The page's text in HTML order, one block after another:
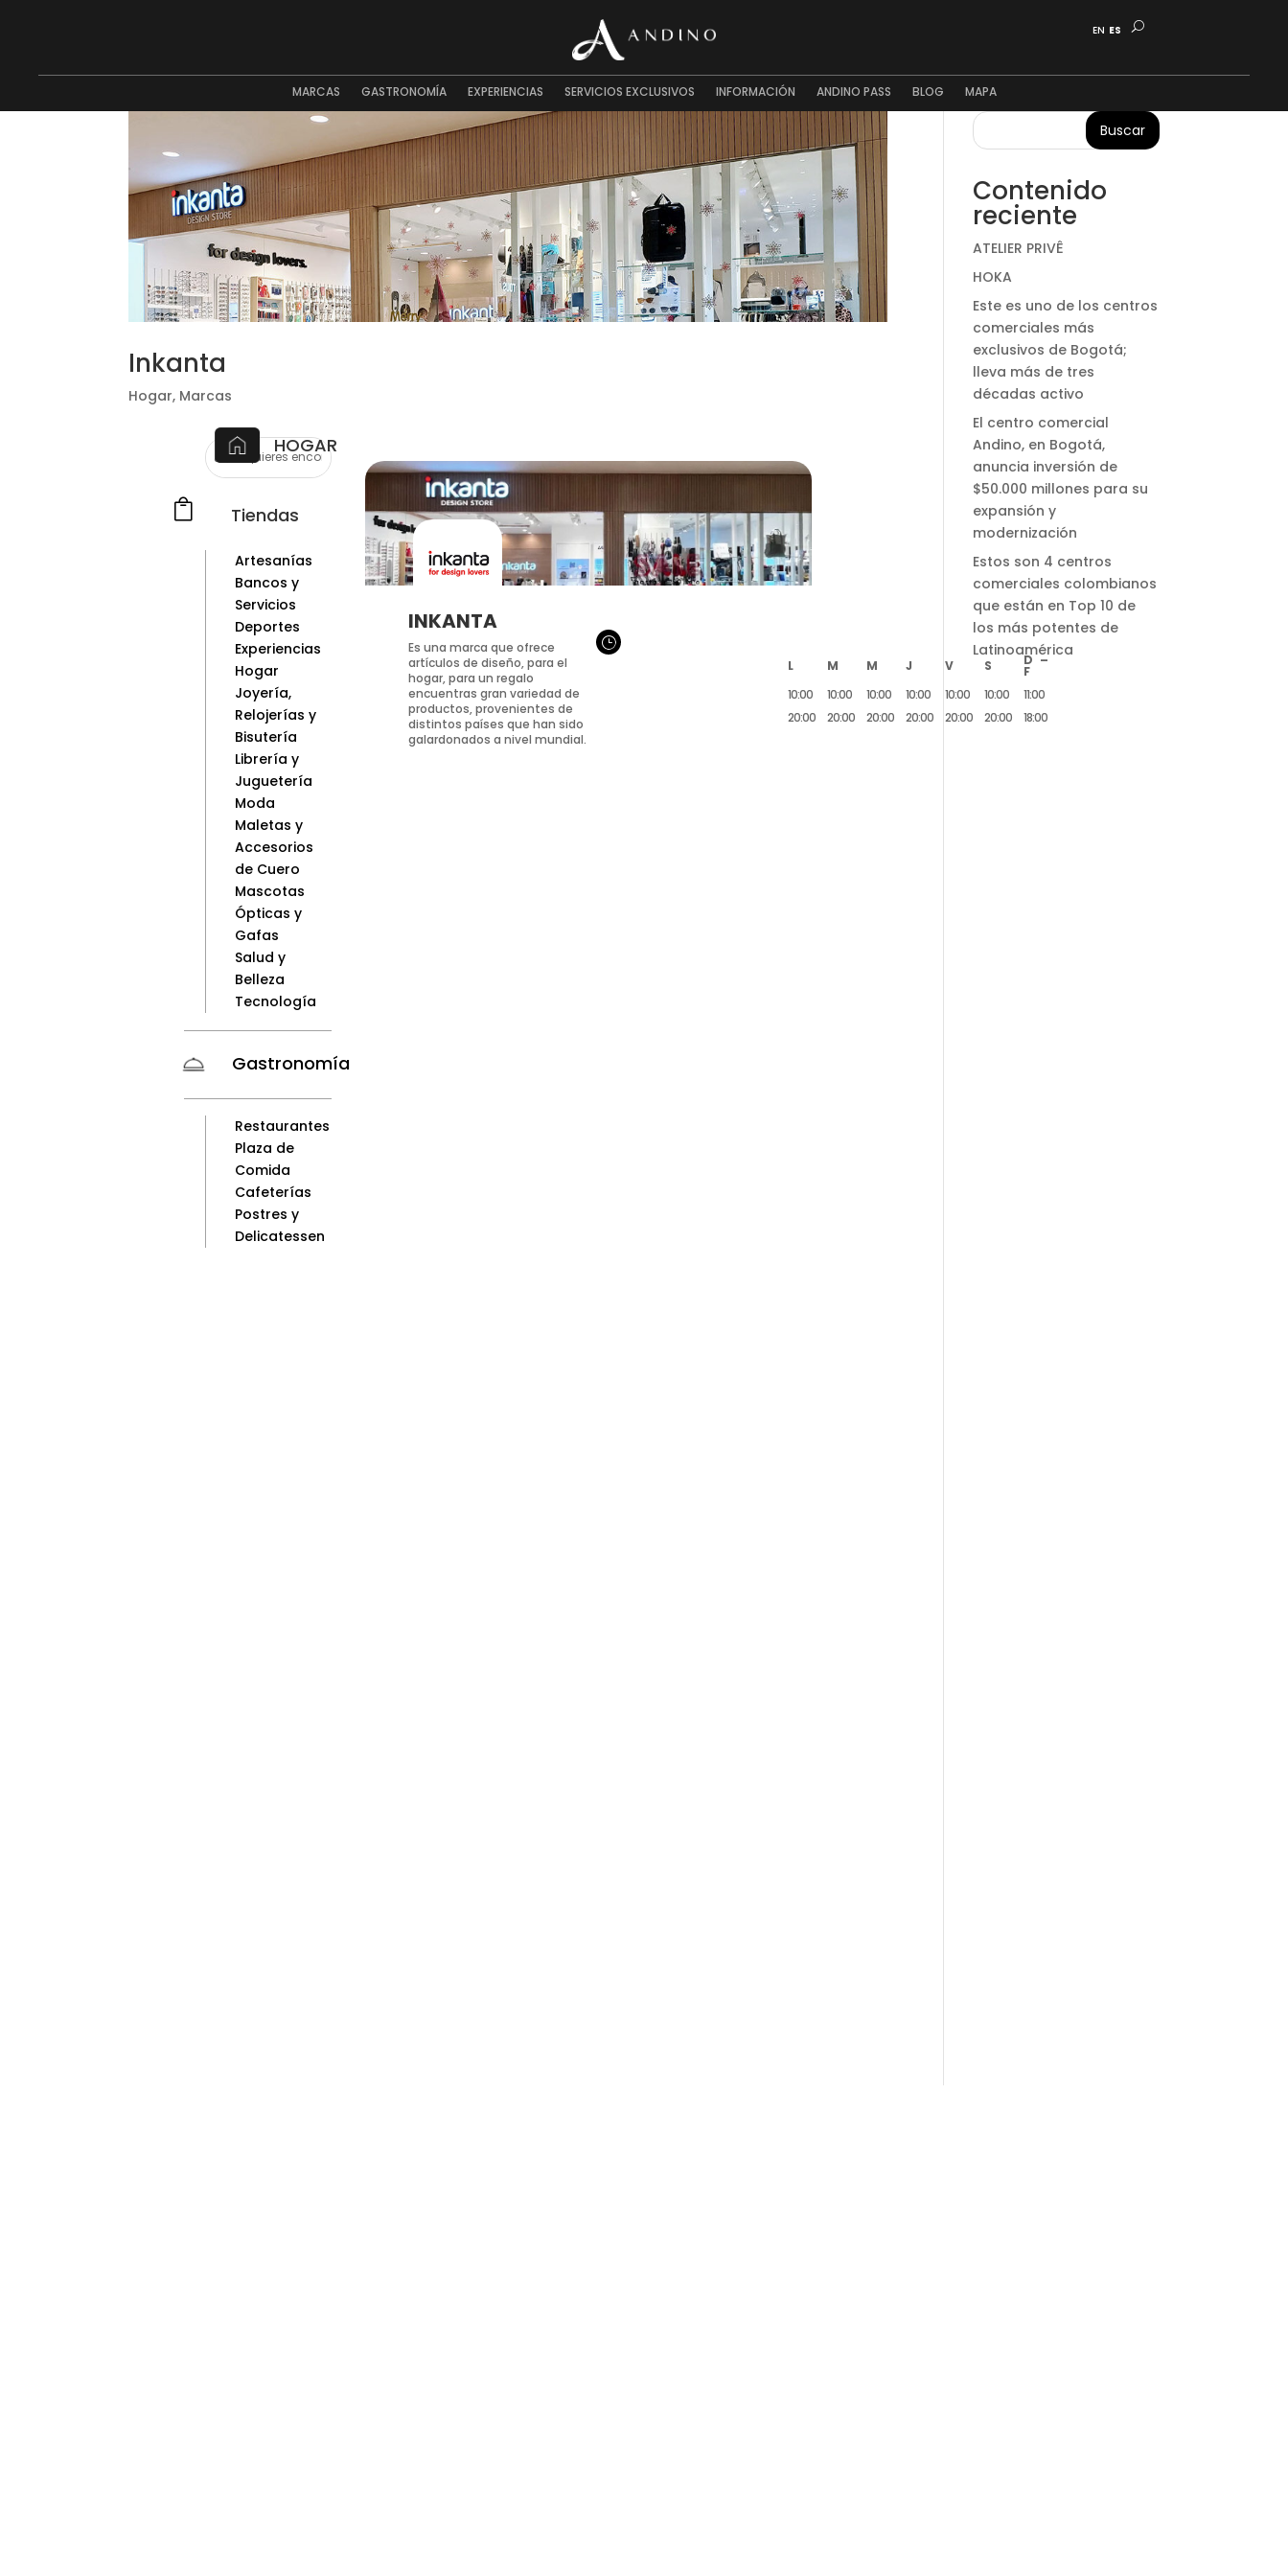
EN ES
MARCAS GASTRONOMÍA EXPERIENCIAS SERVICIOS EXCLUSIVOS INFORMACIÓN ANDINO PASS BLOG MAPA
Inkanta
Hogar, Marcas
 Tiendas
Artesanías
Bancos y
Servicios
Deportes
Experiencias
Hogar
Joyería,
Relojerías y
Bisutería
Librería y
Juguetería
Moda
Maletas y
Accesorios
de Cuero
Mascotas
Ópticas y
Gafas
Salud y
Belleza
Tecnología
Gastronomía
Restaurantes
Plaza de
Comida
Cafeterías
Postres y
Delicatessen
HOGAR
INKANTA
Es una marca que ofrece
artículos de diseño, para el
hogar, para un regalo
encuentras gran variedad de
productos, provenientes de
distintos países que han sido
galardonados a nivel mundial.
L M M J V S D –
F
10:00
20:00
10:00
20:00
10:00
20:00
10:00
20:00
10:00
20:00
10:00
20:00
11:00
18:00
}
Buscar
Contenido
reciente
ATELIER PRIVÊ
HOKA
Este es uno de los centros
comerciales más
exclusivos de Bogotá;
lleva más de tres
décadas activo
El centro comercial
Andino, en Bogotá,
anuncia inversión de
$50.000 millones para su
expansión y
modernización
Estos son 4 centros
comerciales colombianos
que están en Top 10 de
los más potentes de
Latinoamérica